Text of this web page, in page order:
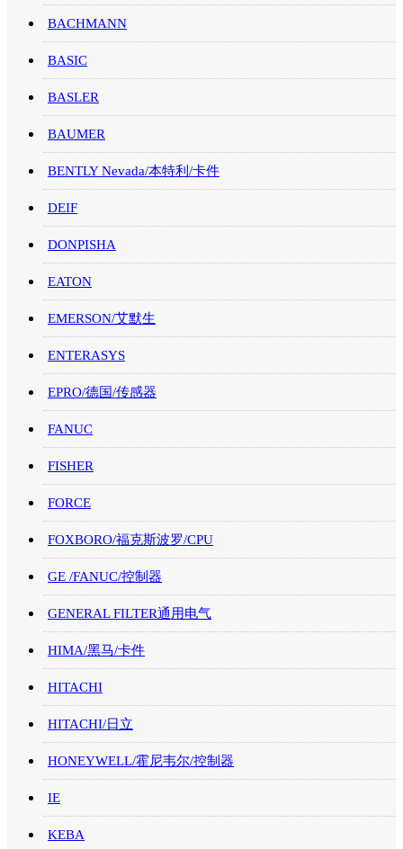
BACHMANN
BASIC
BASLER
BAUMER
BENTLY Nevada/本特利/卡件
DEIF
DONPISHA
EATON
EMERSON/艾默生
ENTERASYS
EPRO/德国/传感器
FANUC
FISHER
FORCE
FOXBORO/福克斯波罗/CPU
GE /FANUC/控制器
GENERAL FILTER通用电气
HIMA/黑马/卡件
HITACHI
HITACHI/日立
HONEYWELL/霍尼韦尔/控制器
IE
KEBA